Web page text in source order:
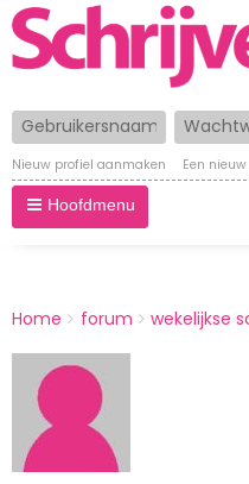
Gebruikersnaam
Nieuw profiel aanmaken Een
Hoofdmenu
BREADCRUMBS
You
here:
Home forum wekelijkse